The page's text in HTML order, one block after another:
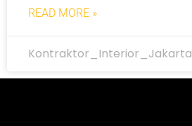
READ MORE »
Kontraktor_Interior_Jakarta